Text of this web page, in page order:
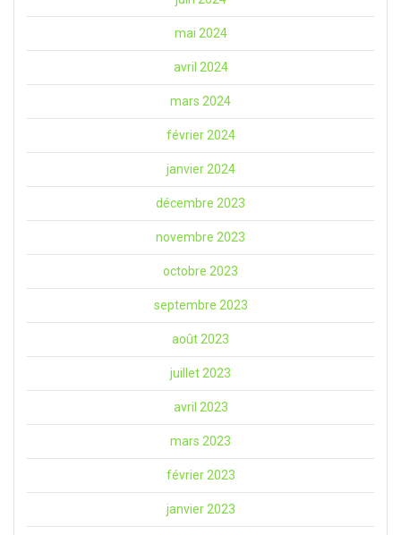
mai 2024
avril 2024
mars 2024
février 2024
janvier 2024
décembre 2023
novembre 2023
octobre 2023
septembre 2023
août 2023
juillet 2023
avril 2023
mars 2023
février 2023
janvier 2023